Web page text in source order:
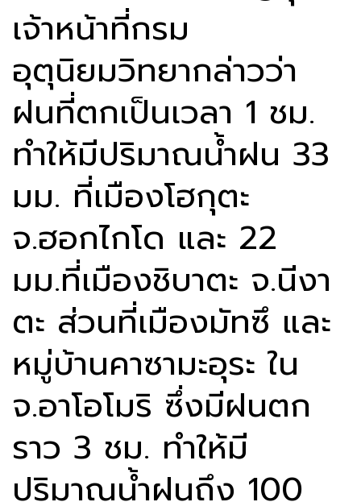
เจ้าหน้าที่กรม
อุตุนิยมวิทยากล่าวว่า
ฝนที่ตกเป็นเวลา 1 ชม.
ทำให้มีปริมาณน้ำฝน 33
มม. ที่เมืองโฮกุตะ
จ.ฮอกไกโด และ 22
มม.ที่เมืองชิบาตะ จ.นีงา
ตะ ส่วนที่เมืองมัทซึ และ
หมู่บ้านคาซามะอุระ ใน
จ.อาโอโมริ ซึ่งมีฝนตก
ราว 3 ชม. ทำให้มี
ปริมาณน้ำฝนถึง 100